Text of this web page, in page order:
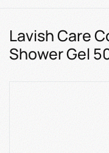
Lavish Care
Shower Gel